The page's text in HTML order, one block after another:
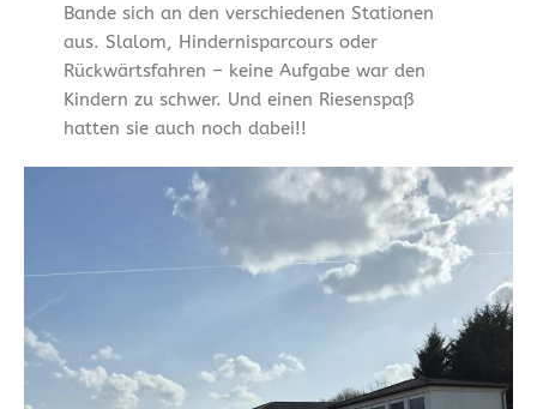
Bande sich an den verschiedenen Stationen
aus. Slalom, Hindernisparcours oder
Rückwärtsfahren – keine Aufgabe war den
Kindern zu schwer. Und einen Riesenspaß
hatten sie auch noch dabei!!